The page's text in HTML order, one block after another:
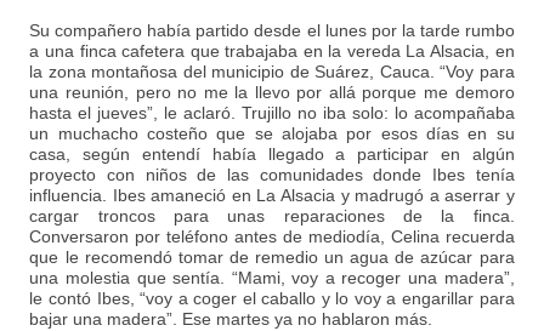
Su compañero había partido desde el lunes por la tarde rumbo
a una finca cafetera que trabajaba en la vereda La Alsacia, en
la zona montañosa del municipio de Suárez, Cauca. “Voy para
una reunión, pero no me la llevo por allá porque me demoro
hasta el jueves”, le aclaró. Trujillo no iba solo: lo acompañaba
un muchacho costeño que se alojaba por esos días en su
casa, según entendí había llegado a participar en algún
proyecto con niños de las comunidades donde Ibes tenía
influencia. Ibes amaneció en La Alsacia y madrugó a aserrar y
cargar troncos para unas reparaciones de la finca.
Conversaron por teléfono antes de mediodía, Celina recuerda
que le recomendó tomar de remedio un agua de azúcar para
una molestia que sentía. “Mami, voy a recoger una madera”,
le contó Ibes, “voy a coger el caballo y lo voy a engarillar para
bajar una madera”. Ese martes ya no hablaron más.